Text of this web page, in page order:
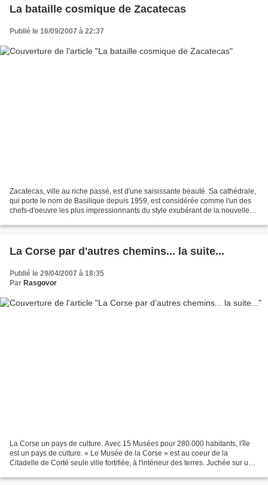
La bataille cosmique de Zacatecas
Publié le 16/09/2007 à 22:37
Zacatecas, ville au riche passé, est d'une saisissante beauté. Sa cathédrale,
qui porte le nom de Basilique depuis 1959, est considérée comme l'un des
chefs-d'oeuvre les plus impressionnants du style exubérant de la nouvelle
La Corse par d'autres chemins... la suite...
Publié le 29/04/2007 à 18:35
Par Rasgovor
La Corse un pays de culture. Avec 15 Musées pour 280.000 habitants, l'île
est un pays de culture. « Le Musée de la Corse » est au coeur de la
Citadelle de Corté seule ville fortifiée, à l'intérieur des terres. Juchée sur un